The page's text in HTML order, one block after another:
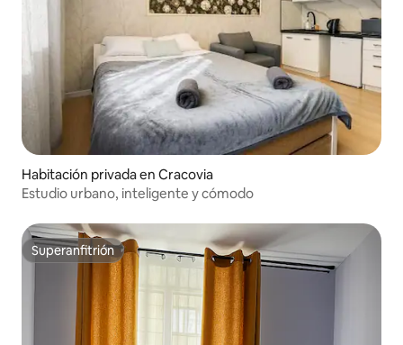
Habitación privada en Cracovia
Estudio urbano, inteligente y cómodo
Superanfitrión
Superanfitrión